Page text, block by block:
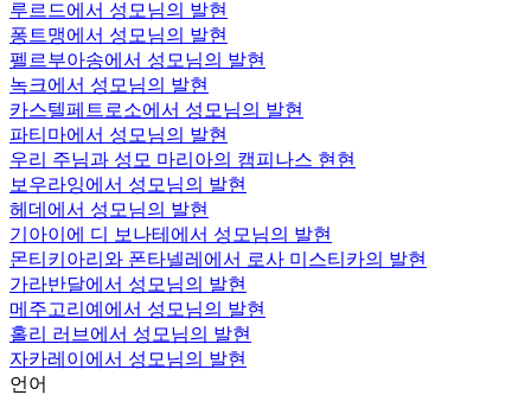
루르드에서 성모님의 발현
퐁트맹에서 성모님의 발현
펠르부아송에서 성모님의 발현
녹크에서 성모님의 발현
카스텔페트로소에서 성모님의 발현
파티마에서 성모님의 발현
우리 주님과 성모 마리아의 캠피나스 현현
보우라잉에서 성모님의 발현
헤데에서 성모님의 발현
기아이에 디 보나테에서 성모님의 발현
몬티키아리와 폰타넬레에서 로사 미스티카의 발현
가라반달에서 성모님의 발현
메주고리예에서 성모님의 발현
홀리 러브에서 성모님의 발현
자카레이에서 성모님의 발현
언어